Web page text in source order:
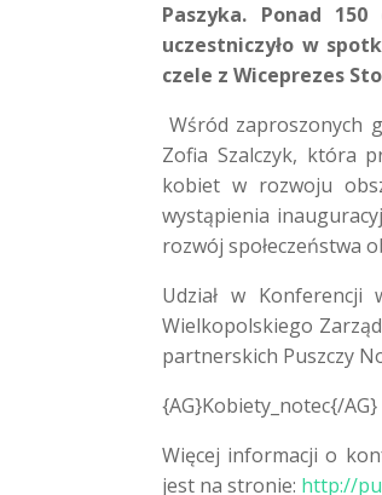
Paszyka. Ponad
uczestniczyło w
czele z Wiceprezes
Wśród zaproszonych
Zofia Szalczyk, która
kobiet w rozwoju
wystąpienia
rozwój społeczeństwa
Udział w Konferencji
Wielkopolskiego
partnerskich Puszczy
{AG}Kobiety_notec{/AG}
Więcej informacji o
jest na stronie: http://